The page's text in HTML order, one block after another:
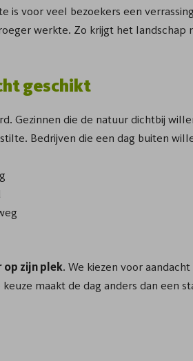
is voor veel bezoekers een
werkte. Zo krijgt het landschap
geschikt
Gezinnen die de natuur dichtbij
Bedrijven die een dag buiten
op zijn plek. We kiezen voor
maakt de dag anders dan een